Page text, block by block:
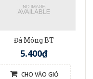
Đá Móng BT
5.400₫
CHO VÀO GIỎ